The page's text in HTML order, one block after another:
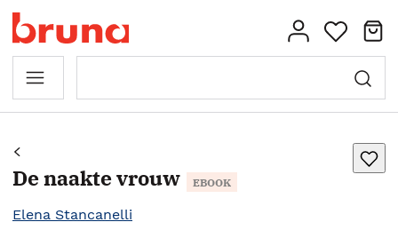
De naakte vrouw EBOOK
Elena Stancanelli